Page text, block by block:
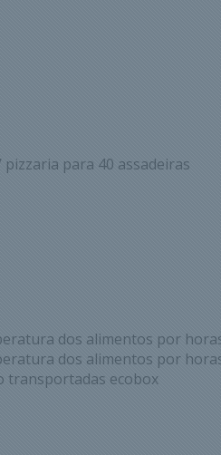
para 40 assadeiras
dos alimentos por
dos alimentos por
transportadas ecobox